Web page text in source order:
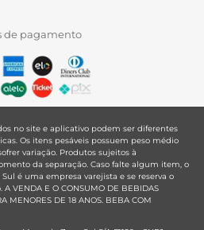
de pagamento
no site e aplicativo podem ser diferentes
Os itens pesáveis possuem peso médio
variação. Produtos sujeitos à
da separação. Caso falte algum item, o
é uma empresa varejista e se reserva o
VENDA E O CONSUMO DE BEBIDAS
MENORES DE 18 ANOS. BEBA COM